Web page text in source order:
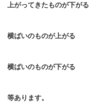
上がってきたものが下がる
横ばいのものが上がる
横ばいのものが下がる
等あります。